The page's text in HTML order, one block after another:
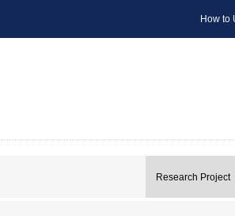
How to
Research Project